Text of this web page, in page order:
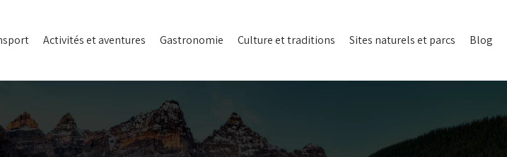
Activités et aventures Gastronomie Culture et traditions Sites naturels et parcs Blog